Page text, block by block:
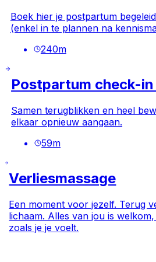
Boek hier je postpartum
(enkel in te plannen na
240m
Postpartum check-in
Samen terugblikken en heel
elkaar opnieuw aangaan.
59m
Verliesmassage
Een moment voor jezelf. Terug
lichaam. Alles van jou is
zoals je je voelt.